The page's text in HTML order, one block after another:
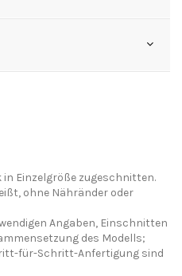
Einzelgröße zugeschnitten.
ohne Nähränder oder
Angaben, Einschnitten
des Modells;
für-Schritt-Anfertigung sind